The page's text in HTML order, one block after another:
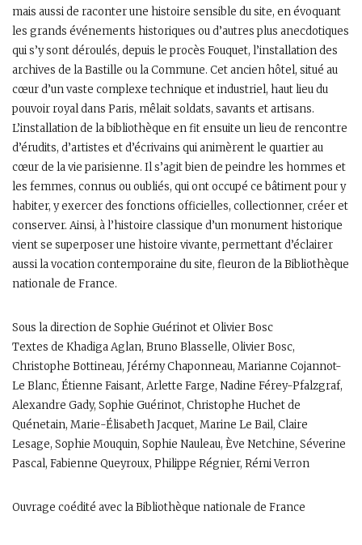
mais aussi de raconter une histoire sensible du site, en évoquant
les grands événements historiques ou d’autres plus anecdotiques
qui s’y sont déroulés, depuis le procès Fouquet, l’installation des
archives de la Bastille ou la Commune. Cet ancien hôtel, situé au
cœur d’un vaste complexe technique et industriel, haut lieu du
pouvoir royal dans Paris, mêlait soldats, savants et artisans.
L’installation de la bibliothèque en fit ensuite un lieu de rencontre
d’érudits, d’artistes et d’écrivains qui animèrent le quartier au
cœur de la vie parisienne. Il s’agit bien de peindre les hommes et
les femmes, connus ou oubliés, qui ont occupé ce bâtiment pour y
habiter, y exercer des fonctions officielles, collectionner, créer et
conserver. Ainsi, à l’histoire classique d’un monument historique
vient se superposer une histoire vivante, permettant d’éclairer
aussi la vocation contemporaine du site, fleuron de la Bibliothèque
nationale de France.
Sous la direction de Sophie Guérinot et Olivier Bosc
Textes de Khadiga Aglan, Bruno Blasselle, Olivier Bosc,
Christophe Bottineau, Jérémy Chaponneau, Marianne Cojannot-
Le Blanc, Étienne Faisant, Arlette Farge, Nadine Férey-Pfalzgraf,
Alexandre Gady, Sophie Guérinot, Christophe Huchet de
Quénetain, Marie-Élisabeth Jacquet, Marine Le Bail, Claire
Lesage, Sophie Mouquin, Sophie Nauleau, Ève Netchine, Séverine
Pascal, Fabienne Queyroux, Philippe Régnier, Rémi Verron
Ouvrage coédité avec la Bibliothèque nationale de France